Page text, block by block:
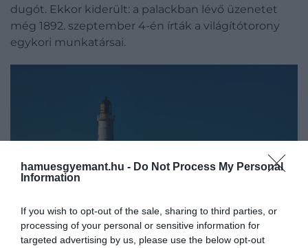
hamuesgyemant.hu - Do Not Process My Personal
Information
If you wish to opt-out of the sale, sharing to third parties, or
processing of your personal or sensitive information for
targeted advertising by us, please use the below opt-out
dugót. Ekkor kiderült: a palackban lévő üzenetet
még 1892. szeptember 4-én írták a világítótorony
egykori munkatársai.